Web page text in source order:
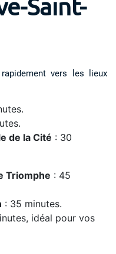
Saint-
vers les lieux
de la Cité : 30
Triomphe : 45
: 35 minutes.
idéal pour vos